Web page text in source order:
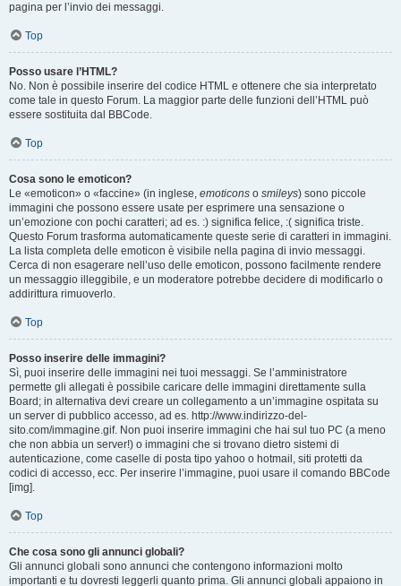
pagina per l’invio dei messaggi.
Top
Posso usare l’HTML?
No. Non è possibile inserire del codice HTML e ottenere che sia interpretato
come tale in questo Forum. La maggior parte delle funzioni dell’HTML può
essere sostituita dal BBCode.
Top
Cosa sono le emoticon?
Le «emoticon» o «faccine» (in inglese, emoticons o smileys) sono piccole
immagini che possono essere usate per esprimere una sensazione o
un’emozione con pochi caratteri; ad es. :) significa felice, :( significa triste.
Questo Forum trasforma automaticamente queste serie di caratteri in immagini.
La lista completa delle emoticon è visibile nella pagina di invio messaggi.
Cerca di non esagerare nell’uso delle emoticon, possono facilmente rendere
un messaggio illeggibile, e un moderatore potrebbe decidere di modificarlo o
addirittura rimuoverlo.
Top
Posso inserire delle immagini?
Sì, puoi inserire delle immagini nei tuoi messaggi. Se l’amministratore
permette gli allegati è possibile caricare delle immagini direttamente sulla
Board; in alternativa devi creare un collegamento a un’immagine ospitata su
un server di pubblico accesso, ad es. http://www.indirizzo-del-
sito.com/immagine.gif. Non puoi inserire immagini che hai sul tuo PC (a meno
che non abbia un server!) o immagini che si trovano dietro sistemi di
autenticazione, come caselle di posta tipo yahoo o hotmail, siti protetti da
codici di accesso, ecc. Per inserire l’immagine, puoi usare il comando BBCode
[img].
Top
Che cosa sono gli annunci globali?
Gli annunci globali sono annunci che contengono informazioni molto
importanti e tu dovresti leggerli quanto prima. Gli annunci globali appaiono in